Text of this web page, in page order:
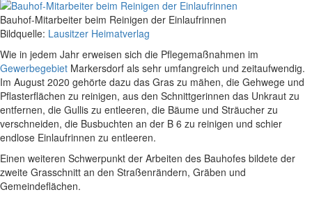
Bauhof-Mitarbeiter beim Reinigen der Einlaufrinnen
Bildquelle: Lausitzer Heimatverlag
Wie in jedem Jahr erweisen sich die Pflegemaßnahmen im
Gewerbegebiet Markersdorf als sehr umfangreich und zeitaufwendig.
Im August 2020 gehörte dazu das Gras zu mähen, die Gehwege und
Pflasterflächen zu reinigen, aus den Schnittgerinnen das Unkraut zu
entfernen, die Gullis zu entleeren, die Bäume und Sträucher zu
verschneiden, die Busbuchten an der B 6 zu reinigen und schier
endlose Einlaufrinnen zu entleeren.
Einen weiteren Schwerpunkt der Arbeiten des Bauhofes bildete der
zweite Grasschnitt an den Straßenrändern, Gräben und
Gemeindeflächen.